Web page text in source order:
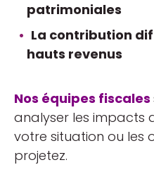
patrimoniales
La contribution
hauts revenus
Nos équipes fiscales
analyser les impacts
votre situation ou les
projetez.